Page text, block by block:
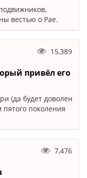
вестью о Рае.
15,389
привёл его
(да будет доволен
пятого поколения
7,476